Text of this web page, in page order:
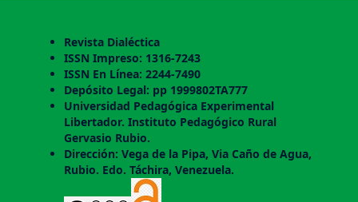
Revista Dialéctica
ISSN Impreso: 1316-7243
ISSN En Línea: 2244-7490
Depósito Legal: pp 1999802TA777
Universidad Pedagógica Experimental
Libertador. Instituto Pedagógico Rural
Gervasio Rubio.
Dirección: Vega de la Pipa, Via Caño de Agua,
Rubio. Edo. Táchira, Venezuela.